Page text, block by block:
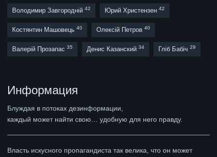
Володимир Завгородній 42 Юрий Христензен 42
Костянтин Машовець 40 Олексій Петров 40
Валерій Прозапас 35 Денис Казанский 34 Гліб Бабіч 29
Информация
Блуждая в потоках дезинформации,
каждый может найти свою… удобную для него правду.
Власть искусного пропагандиста так велика, что он может